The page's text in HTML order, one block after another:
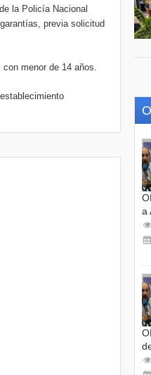
la Policía Nacional
previa solicitud
menor de 14 años.
a